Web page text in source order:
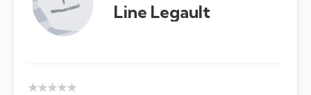
Line Legault
★★★★★